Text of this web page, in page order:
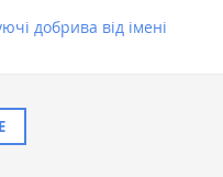
добрива від імені